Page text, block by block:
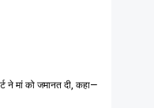
ने मां को जमानत दी, कहा—